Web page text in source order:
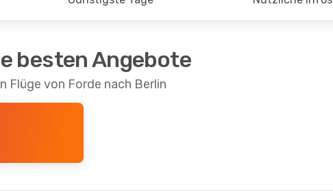
besten Angebote
Flüge von Forde nach Berlin